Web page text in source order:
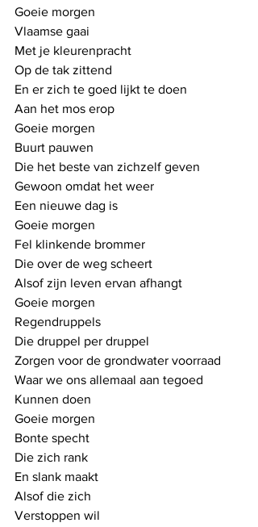
Goeie morgen
Vlaamse gaai
Met je kleurenpracht
Op de tak zittend
En er zich te goed lijkt te doen
Aan het mos erop
Goeie morgen
Buurt pauwen
Die het beste van zichzelf geven
Gewoon omdat het weer
Een nieuwe dag is
Goeie morgen
Fel klinkende brommer
Die over de weg scheert
Alsof zijn leven ervan afhangt
Goeie morgen
Regendruppels
Die druppel per druppel
Zorgen voor de grondwater voorraad
Waar we ons allemaal aan tegoed
Kunnen doen
Goeie morgen
Bonte specht
Die zich rank
En slank maakt
Alsof die zich
Verstoppen wil